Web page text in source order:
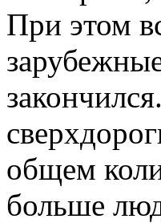
При этом
общем
больше